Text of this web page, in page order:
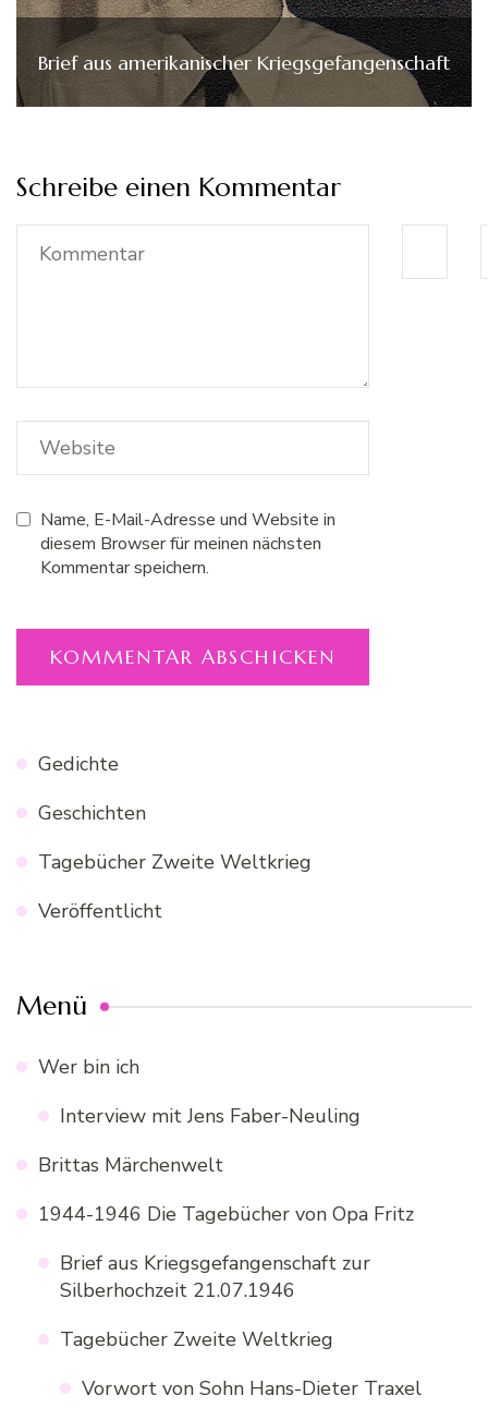
Brief aus amerikanischer Kriegsgefangenschaft
Schreibe einen Kommentar
Name, E-Mail-Adresse und Website in
diesem Browser für meinen nächsten
Kommentar speichern.
Gedichte
Geschichten
Tagebücher Zweite Weltkrieg
Veröffentlicht
Menü
Wer bin ich
Interview mit Jens Faber-Neuling
Brittas Märchenwelt
1944-1946 Die Tagebücher von Opa Fritz
Brief aus Kriegsgefangenschaft zur
Silberhochzeit 21.07.1946
Tagebücher Zweite Weltkrieg
Vorwort von Sohn Hans-Dieter Traxel